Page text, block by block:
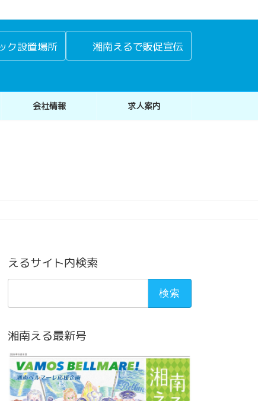
ク設置場所 湘南えるで販促宣伝
会社情報 求人案内
えるサイト内検索
湘南える最新号